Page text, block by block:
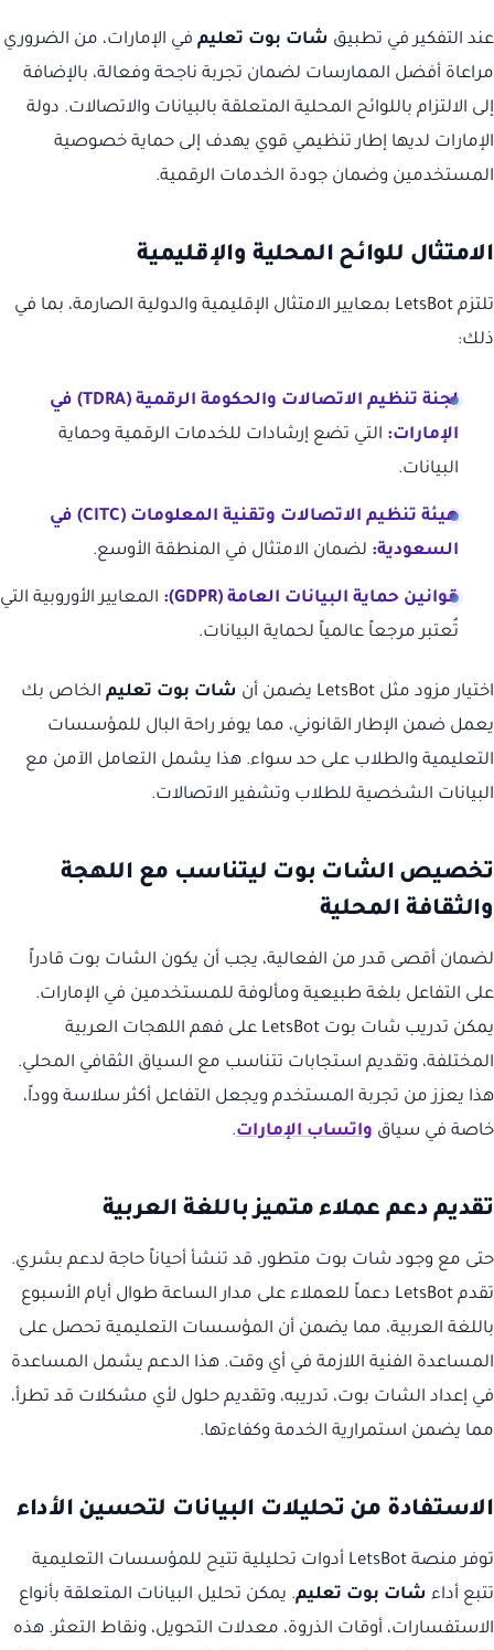
عند التفكير في تطبيق شات بوت تعليم في الإمارات، من الضروري
مراعاة أفضل الممارسات لضمان تجربة ناجحة وفعالة، بالإضافة
إلى الالتزام باللوائح المحلية المتعلقة بالبيانات والاتصالات. دولة
الإمارات لديها إطار تنظيمي قوي يهدف إلى حماية خصوصية
المستخدمين وضمان جودة الخدمات الرقمية.
الامتثال للوائح المحلية والإقليمية
تلتزم LetsBot بمعايير الامتثال الإقليمية والدولية الصارمة، بما في
ذلك:
لجنة تنظيم الاتصالات والحكومة الرقمية (TDRA) في
الإمارات: التي تضع إرشادات للخدمات الرقمية وحماية
البيانات.
هيئة تنظيم الاتصالات وتقنية المعلومات (CITC) في
السعودية: لضمان الامتثال في المنطقة الأوسع.
قوانين حماية البيانات العامة (GDPR):
المعايير الأوروبية التي
تُعتبر مرجعاً عالمياً لحماية البيانات.
اختيار مزود مثل LetsBot يضمن أن شات بوت تعليم الخاص بك
يعمل ضمن الإطار القانوني، مما يوفر راحة البال للمؤسسات
التعليمية والطلاب على حد سواء. هذا يشمل التعامل الآمن مع
البيانات الشخصية للطلاب وتشفير الاتصالات.
تخصيص الشات بوت ليتناسب مع اللهجة
والثقافة المحلية
لضمان أقصى قدر من الفعالية، يجب أن يكون الشات بوت قادراً
على التفاعل بلغة طبيعية ومألوفة للمستخدمين في الإمارات.
يمكن تدريب شات بوت LetsBot على فهم اللهجات العربية
المختلفة، وتقديم استجابات تتناسب مع السياق الثقافي المحلي.
هذا يعزز من تجربة المستخدم ويجعل التفاعل أكثر سلاسة ووداً،
خاصة في سياق واتساب الإمارات.
تقديم دعم عملاء متميز باللغة العربية
حتى مع وجود شات بوت متطور، قد تنشأ أحياناً حاجة لدعم بشري.
تقدم LetsBot دعماً للعملاء على مدار الساعة طوال أيام الأسبوع
باللغة العربية، مما يضمن أن المؤسسات التعليمية تحصل على
المساعدة الفنية اللازمة في أي وقت. هذا الدعم يشمل المساعدة
في إعداد الشات بوت، تدريبه، وتقديم حلول لأي مشكلات قد تطرأ،
مما يضمن استمرارية الخدمة وكفاءتها.
الاستفادة من تحليلات البيانات لتحسين الأداء
توفر منصة LetsBot أدوات تحليلية تتيح للمؤسسات التعليمية
تتبع أداء شات بوت تعليم. يمكن تحليل البيانات المتعلقة بأنواع
الاستفسارات، أوقات الذروة، معدلات التحويل، ونقاط التعثر. هذه